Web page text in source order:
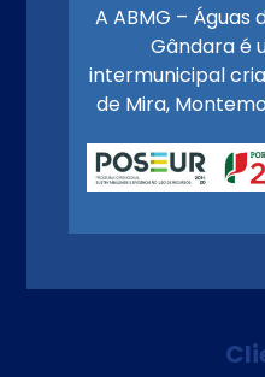
A ABMG – Águas
Gândara é
intermunicipal
de Mira,